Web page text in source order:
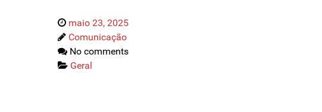
maio 23, 2025
Comunicação
No comments
Geral